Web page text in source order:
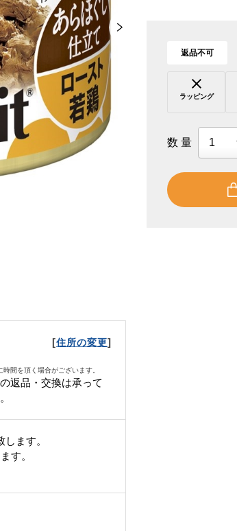
[住所の変更]
間を頂く場合がございます。
返品・交換は承って
します。
す。
返品不可
ラッピング
数量